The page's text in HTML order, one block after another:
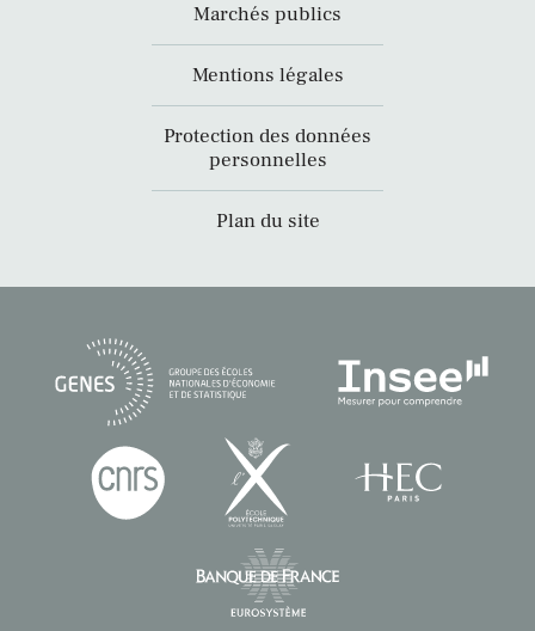
Marchés publics
Mentions légales
Protection des données
personnelles
Plan du site